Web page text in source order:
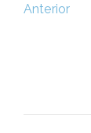
Anterior